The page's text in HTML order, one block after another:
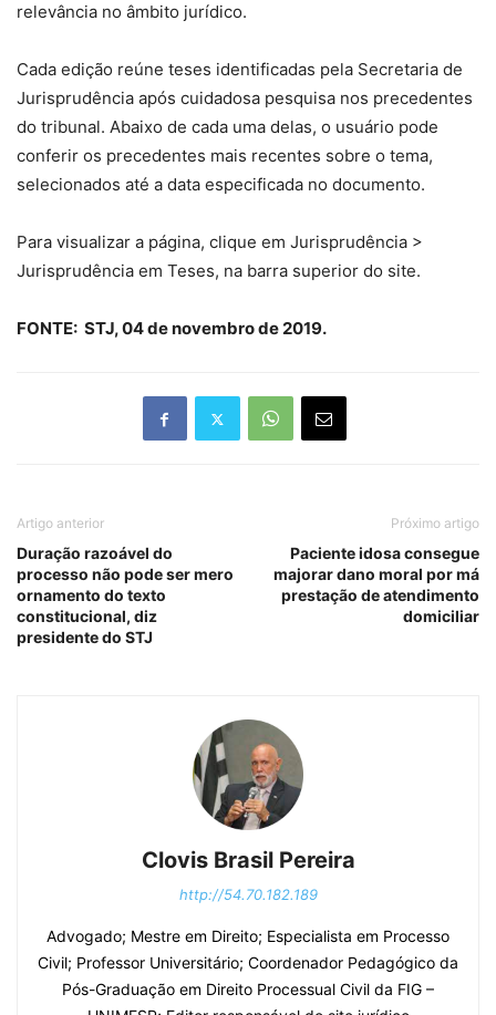
relevância no âmbito jurídico.
Cada edição reúne teses identificadas pela Secretaria de
Jurisprudência após cuidadosa pesquisa nos precedentes
do tribunal. Abaixo de cada uma delas, o usuário pode
conferir os precedentes mais recentes sobre o tema,
selecionados até a data especificada no documento.
Para visualizar a página, clique em Jurisprudência >
Jurisprudência em Teses, na barra superior do site.
FONTE: STJ, 04 de novembro de 2019.
Artigo anterior
Duração razoável do
processo não pode ser mero
ornamento do texto
constitucional, diz
presidente do STJ
Próximo artigo
Paciente idosa consegue
majorar dano moral por má
prestação de atendimento
domiciliar
Clovis Brasil Pereira
http://54.70.182.189
Advogado; Mestre em Direito; Especialista em Processo
Civil; Professor Universitário; Coordenador Pedagógico da
Pós-Graduação em Direito Processual Civil da FIG –